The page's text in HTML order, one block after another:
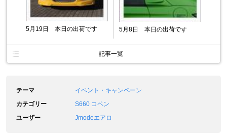
5月19日 本日の出荷です 5月8日 本日の出荷です
記事一覧
テーマ
イベント・キャンペーン
カテゴリー
S660 コペン
ユーザー
Jmodeエアロ